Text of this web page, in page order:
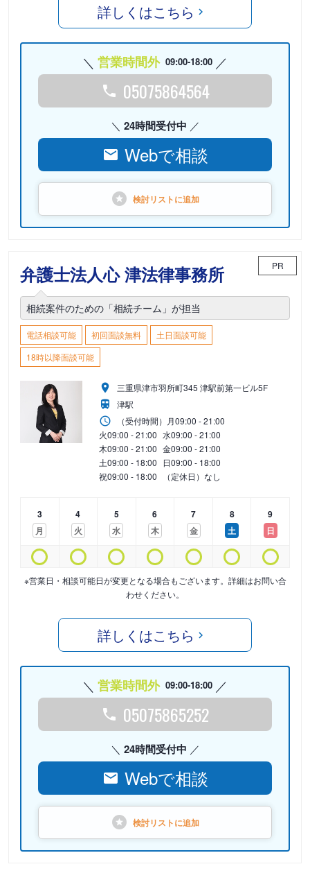
詳しくはこちら
営業時間外 09:00-18:00
05075864564
24時間受付中
Webで相談
検討リストに追加
弁護士法人心 津法律事務所 PR
相続案件のための「相続チーム」が担当
電話相談可能 初回面談無料
土日面談可能
18時以降面談可能
三重県津市羽所町345 津駅前第一ビル5F
津駅
（受付時間） 月09:00 - 21:00
火09:00 - 21:00 水09:00 - 21:00
木09:00 - 21:00 金09:00 - 21:00
土09:00 - 18:00 日09:00 - 18:00
祝09:00 - 18:00 （定休日）なし
3
月
4
火
5
水
6
木
7
金
8
土
9
日
※営業日・相談可能日が変更となる場合もございます。詳細はお問い合
わせください。
詳しくはこちら
営業時間外 09:00-18:00
05075865252
24時間受付中
Webで相談
検討リストに追加